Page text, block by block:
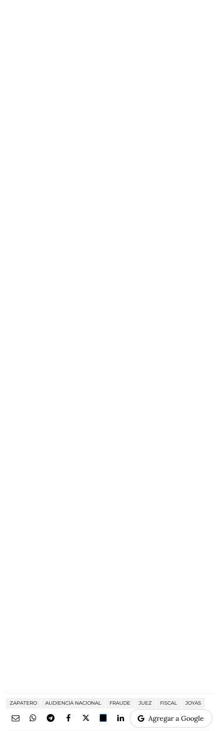
ZAPATERO AUDIENCIA NACIONAL FRAUDE JUEZ FISCAL JOYAS
Agregar a Google